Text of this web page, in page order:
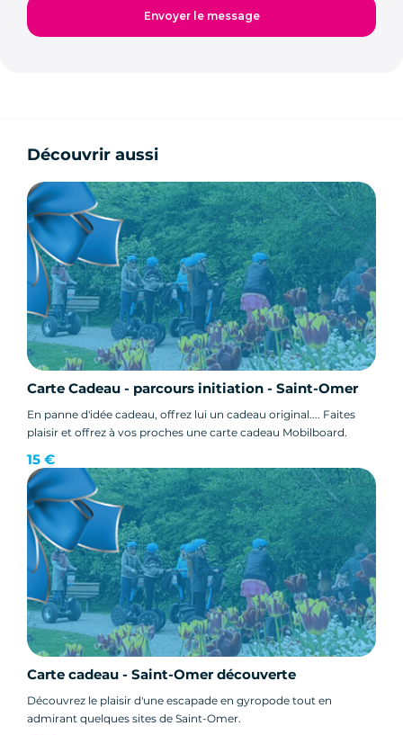
Découvrir aussi
Carte Cadeau - parcours initiation - Saint-Omer
En panne d'idée cadeau, offrez lui un cadeau original.... Faites
plaisir et offrez à vos proches une carte cadeau Mobilboard.
15 €
Carte cadeau - Saint-Omer découverte
Découvrez le plaisir d'une escapade en gyropode tout en
admirant quelques sites de Saint-Omer.